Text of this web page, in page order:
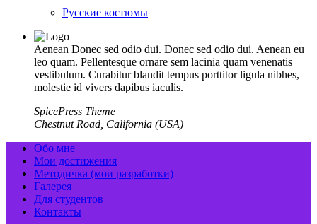
Русские костюмы
Aenean Donec sed odio dui. Donec sed odio dui. Aenean eu
leo quam. Pellentesque ornare sem lacinia quam venenatis
vestibulum. Curabitur blandit tempus porttitor ligula nibhes,
molestie id vivers dapibus iaculis.
SpicePress Theme
Chestnut Road, California (USA)
Обо мне
Мои достижения
Методичка (мои разработки)
Галерея
Для студентов
Контакты